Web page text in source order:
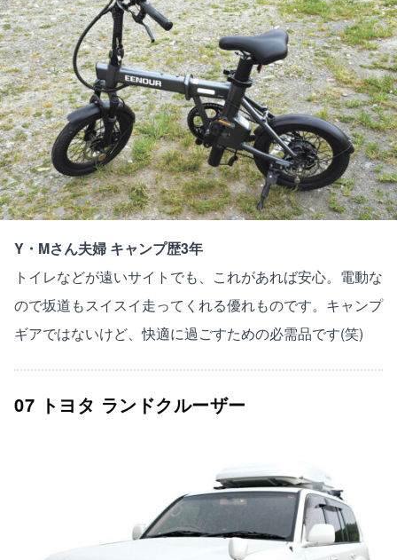
Y・Mさん夫婦 キャンプ歴3年
トイレなどが遠いサイトでも、これがあれば安心。電動な
ので坂道もスイスイ走ってくれる優れものです。キャンプ
ギアではないけど、快適に過ごすための必需品です(笑)
07 トヨタ ランドクルーザー